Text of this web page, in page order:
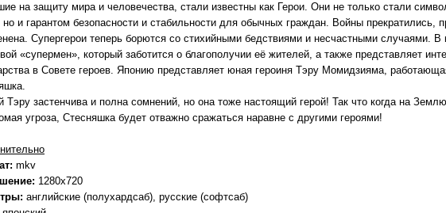
на защиту мира и человечества, стали известны как Герои. Они не только стали
но и гарантом безопасности и стабильности для обычных граждан. Войны прекратились,
Супергерои теперь борются со стихийными бедствиями и несчастными случаями. В
«супермен», который заботится о благополучии её жителей, а также представляет
в Совете героев. Японию представляет юная героиня Тэру Момидзияма,
Тэру застенчива и полна сомнений, но она тоже настоящий герой! Так что когда на
угроза, Стесняшка будет отважно сражаться наравне с другими героями!
mkv
1280x720
английские (полухардсаб), русские (софтсаб)